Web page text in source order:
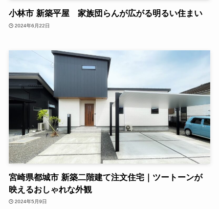
小林市 新築平屋 家族団らんが広がる明るい住まい
2024年6月22日
宮崎県都城市 新築二階建て注文住宅｜ツートーンが
映えるおしゃれな外観
2024年5月9日